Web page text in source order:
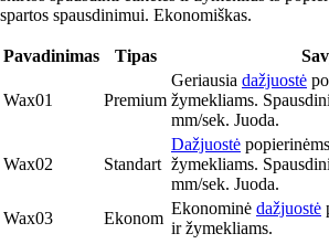
spartos spausdinimui. Ekonomiškas.
Pavadinimas Tipas
Wax01 Premium
Geriausia dažjuostė
žymekliams.
mm/sek. Juoda.
Wax02 Standart
Dažjuostė popierinėms
žymekliams.
mm/sek. Juoda.
Wax03
Ekonom
Ekonominė dažjuostė
ir žymekliams.